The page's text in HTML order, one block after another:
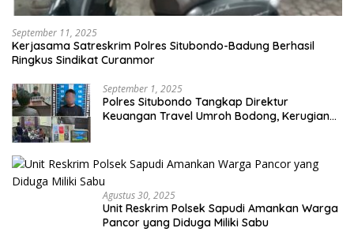
September 11, 2025
Kerjasama Satreskrim Polres Situbondo-Badung Berhasil
Ringkus Sindikat Curanmor
September 1, 2025
Polres Situbondo Tangkap Direktur
Keuangan Travel Umroh Bodong, Kerugian
Agustus 30, 2025
Unit Reskrim Polsek Sapudi Amankan Warga
Pancor yang Diduga Miliki Sabu